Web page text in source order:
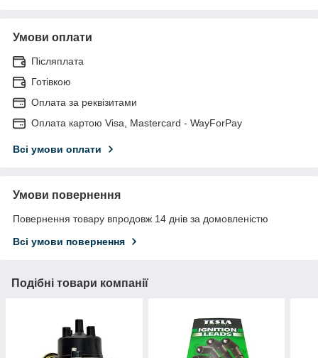
Умови оплати
Післяплата
Готівкою
Оплата за реквізитами
Оплата картою Visa, Mastercard - WayForPay
Всі умови оплати
Умови повернення
Повернення товару впродовж 14 днів за домовленістю
Всі умови повернення
Подібні товари компанії